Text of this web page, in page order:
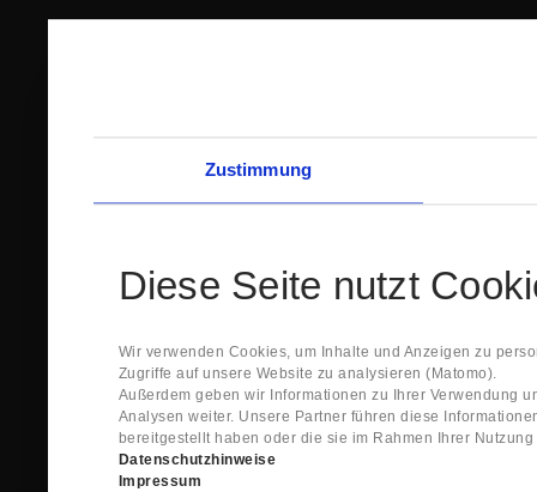
Zustimmung
Diese Seite nutzt
Wir verwenden Cookies, um Inhalte und Anzeigen zu
Zugriffe auf unsere Website zu analysieren (Matomo).
Außerdem geben wir Informationen zu Ihrer Verwendung
Analysen weiter. Unsere Partner führen diese
bereitgestellt haben oder die sie im Rahmen Ihrer
Datenschutzhinweise
Impressum